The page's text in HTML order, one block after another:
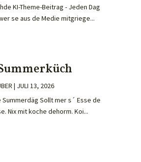
KI-Theme-Beitrag - Jeden Dag
se aus de Medie mitgriege...
| JULI 13, 2026
Summerdäg Sollt mer s´ Esse de
Nix mit koche dehorm. Koi...